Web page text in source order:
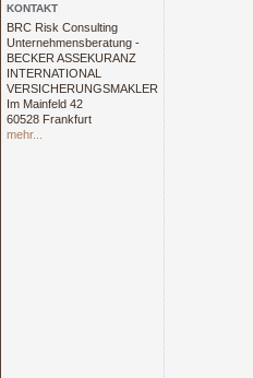
KONTAKT
BRC Risk Consulting
Unternehmensberatung -
BECKER ASSEKURANZ
INTERNATIONAL
VERSICHERUNGSMAKLER
Im Mainfeld 42
60528 Frankfurt
mehr...